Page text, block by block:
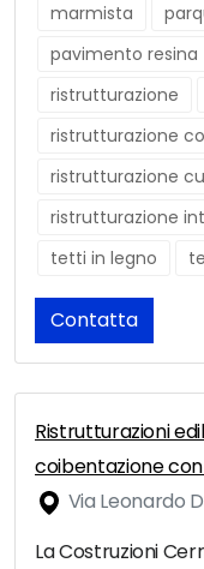
marmista
pavimento resina
ristrutturazione
ristrutturazione
ristrutturazione
ristrutturazione
tetti in legno
Contatta
Ristrutturazioni
coibentazione
Via Leonardo
La Costruzioni